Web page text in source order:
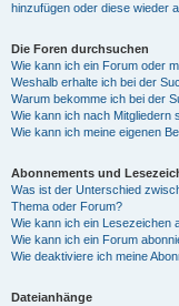
hinzufügen oder diese wieder
Die Foren durchsuchen
Wie kann ich ein Forum oder
Weshalb erhalte ich bei der
Warum bekomme ich bei der
Wie kann ich nach Mitgliedern
Wie kann ich meine eigenen
Abonnements und
Was ist der Unterschied
Thema oder Forum?
Wie kann ich ein Lesezeichen
Wie kann ich ein Forum
Wie deaktiviere ich meine
Dateianhänge